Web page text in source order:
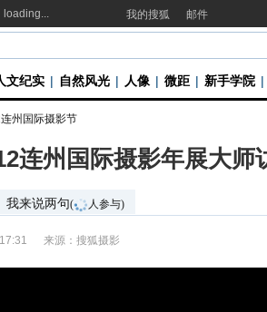
loading... 我的搜狐 邮件
文纪实 | 自然风光 | 人像 | 微距 | 新手学院 |
州国际摄影节
连州国际摄影年展大
我来说两句( 人参与)
来源： 搜狐摄影